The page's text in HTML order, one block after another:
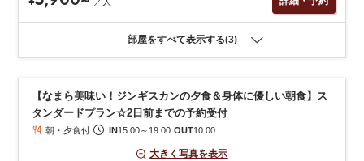
部屋をすべて表示する(3)
【なまら美味い！ジンギスカンの夕食＆身体に優しい朝食】ス
タンダードプラン☆2日前までの予約受付
朝・夕食付 IN15:00～ 19:00 OUT10:00
大きく写真を表示